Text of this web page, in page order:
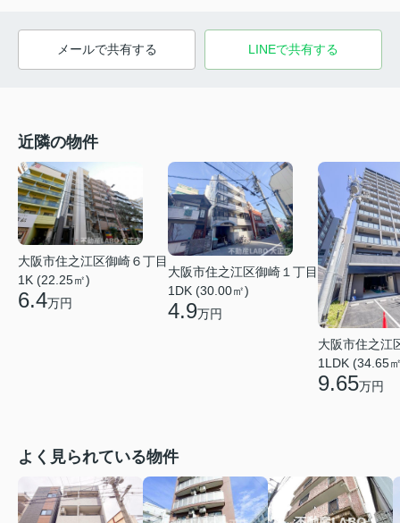
メールで共有する LINEで共有する
近隣の物件
大阪市住之江区御崎６丁目
1K (22.25㎡)
6.4万円
大阪市住之江区御崎１丁目
1DK (30.00㎡)
4.9万円
大阪市住之江
1LDK (34.65
9.65万円
よく見られている物件